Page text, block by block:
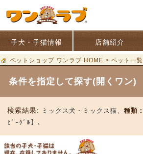
子犬・子猫情報 店舗紹介
ペットショップ ワンラブ HOME > ペット一覧
条件を指定して探す(開くワン)
検索結果: ミックス犬・ミックス猫、 種類：
ﾋﾞｰｸﾞﾙ】、